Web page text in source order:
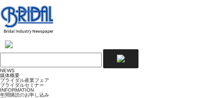
NEWS
媒体概要
ブライダル産業フェア
ブライダルセミナー
INFORMATION
年間購読のお申し込み